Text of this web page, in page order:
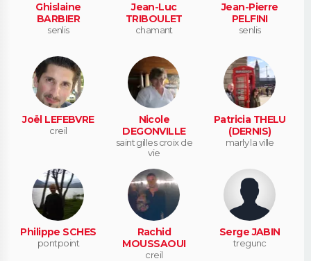
Ghislaine
BARBIER
senlis
Jean-Luc
TRIBOULET
chamant
Jean-Pierre
PELFINI
senlis
Joël LEFEBVRE
creil
Nicole
DEGONVILLE
saint gilles croix de
vie
Patricia THELU
(DERNIS)
marly la ville
Philippe SCHES
pontpoint
Rachid
MOUSSAOUI
creil
Serge JABIN
tregunc